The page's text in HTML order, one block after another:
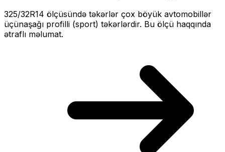
325/32R14 ölçüsündə təkərlər çox böyük avtomobillər
üçünaşağı profilli (sport) təkərlərdir. Bu ölçü haqqında
ətraflı məlumat.